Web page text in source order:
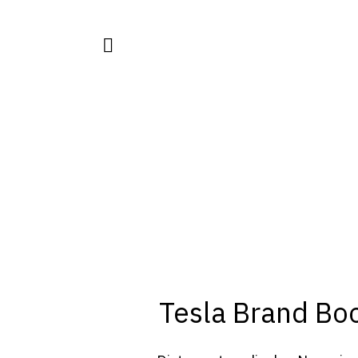
Tesla Brand